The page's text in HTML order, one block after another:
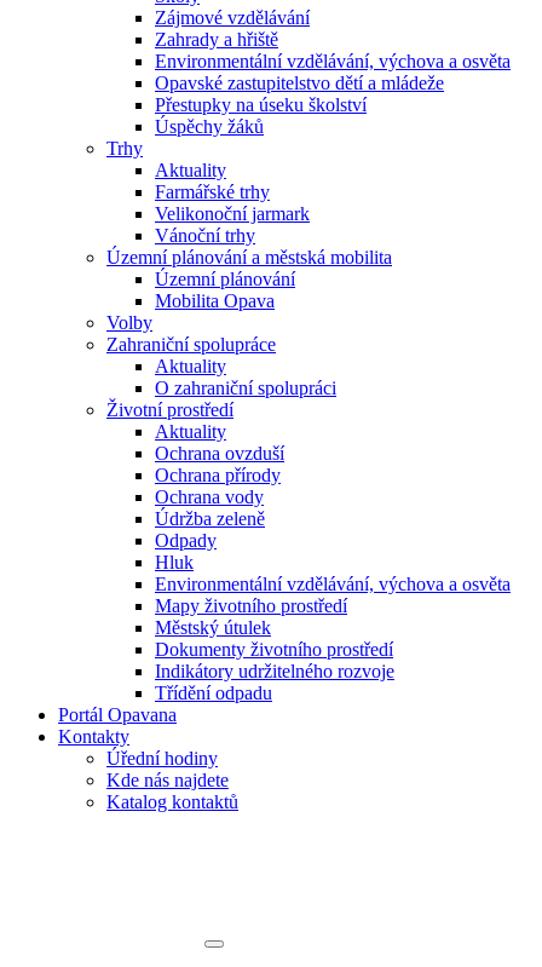
Zájmové vzdělávání
Zahrady a hřiště
Environmentální vzdělávání, výchova a osvěta
Opavské zastupitelstvo dětí a mládeže
Přestupky na úseku školství
Úspěchy žáků
Trhy
Aktuality
Farmářské trhy
Velikonoční jarmark
Vánoční trhy
Územní plánování a městská mobilita
Územní plánování
Mobilita Opava
Volby
Zahraniční spolupráce
Aktuality
O zahraniční spolupráci
Životní prostředí
Aktuality
Ochrana ovzduší
Ochrana přírody
Ochrana vody
Údržba zeleně
Odpady
Hluk
Environmentální vzdělávání, výchova a osvěta
Mapy životního prostředí
Městský útulek
Dokumenty životního prostředí
Indikátory udržitelného rozvoje
Třídění odpadu
Portál Opavana
Kontakty
Úřední hodiny
Kde nás najdete
Katalog kontaktů